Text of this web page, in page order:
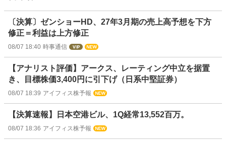
〔決算〕ゼンショーHD、27年3月期の売上高予想を下方
修正＝利益は上方修正
08/07 18:40 時事通信
【アナリスト評価】アークス、レーティング中立を据置
き、目標株価3,400円に引下げ（日系中堅証券）
08/07 18:39 アイフィス株予報
【決算速報】日本空港ビル、1Q経常13,552百万。
08/07 18:36 アイフィス株予報